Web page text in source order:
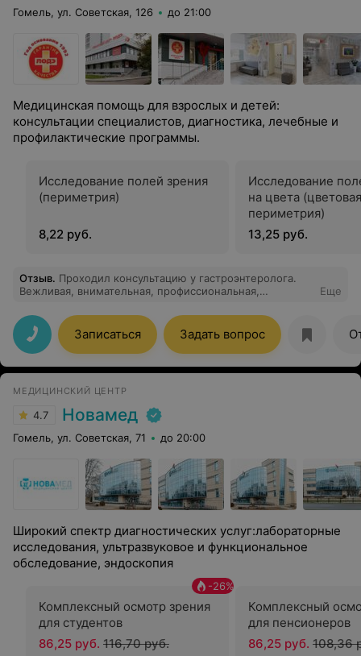
Гомель, ул. Советская, 126 до 21:00
Медицинская помощь для взрослых и детей:
консультации специалистов, диагностика, лечебные и
профилактические программы.
Исследование полей зрения
(периметрия)
8,22 руб.
Исследование
на цвета (цветовая
периметрия)
13,25 руб.
Отзыв. Проходил консультацию у гастроэнтеролога.
Вежливая, внимательная, профиссиональная,
Еще
Записаться Задать вопрос
МЕДИЦИНСКИЙ ЦЕНТР
4.7 Новамед
Гомель, ул. Советская, 71 до 20:00
Широкий спектр диагностических услуг:лабораторные
исследования, ультразвуковое и функциональное
обследование, эндоскопия
Комплексный осмотр зрения
для студентов
-26%
86,25 руб. 116,70 руб.
Комплексный
для пенсионеров
86,25 руб. 108,36